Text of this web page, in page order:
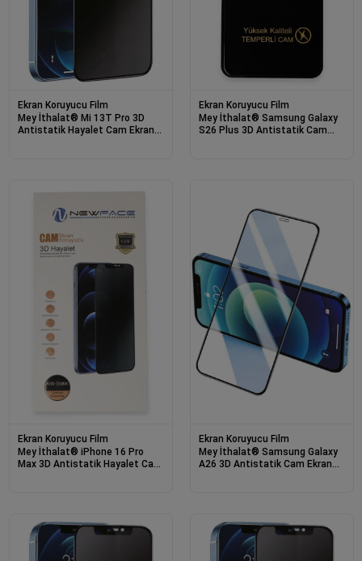
Ekran Koruyucu Film
Mey İthalat® Mi 13T Pro 3D
Antistatik Hayalet Cam Ekran
Ekran Koruyucu Film
Mey İthalat® Samsung Galaxy
S26 Plus 3D Antistatik Cam
Ekran Koruyucu Film
Mey İthalat® iPhone 16 Pro
Max 3D Antistatik Hayalet Cam
Ekran Koruyucu Film
Mey İthalat® Samsung Galaxy
A26 3D Antistatik Cam Ekran